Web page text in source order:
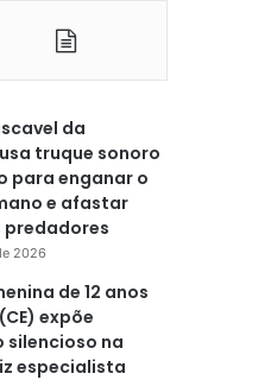
da
truque sonoro
para enganar o
e afastar
2026
de 12 anos
expõe
silencioso na
especialista